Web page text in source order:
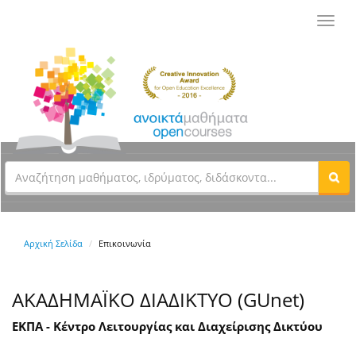
Αρχική Σελίδα Επικοινωνία
ΑΚΑΔΗΜΑΪΚΟ ΔΙΑΔΙΚΤΥΟ (GUnet)
ΕΚΠΑ - Κέντρο Λειτουργίας και Διαχείρισης Δικτύου